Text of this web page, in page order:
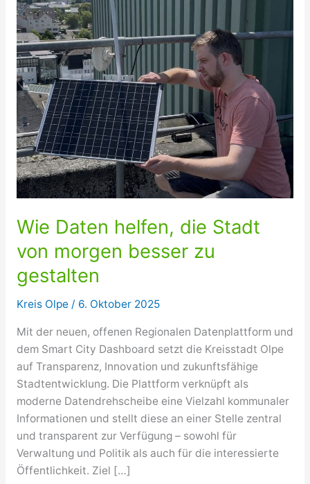
Wie Daten helfen, die Stadt
von morgen besser zu
gestalten
Kreis Olpe/ 6. Oktober 2025
Mit der neuen, offenen Regionalen Datenplattform und
dem Smart City Dashboard setzt die Kreisstadt Olpe
auf Transparenz, Innovation und zukunftsfähige
Stadtentwicklung. Die Plattform verknüpft als
moderne Datendrehscheibe eine Vielzahl kommunaler
Informationen und stellt diese an einer Stelle zentral
und transparent zur Verfügung – sowohl für
Verwaltung und Politik als auch für die interessierte
Öffentlichkeit. Ziel […]